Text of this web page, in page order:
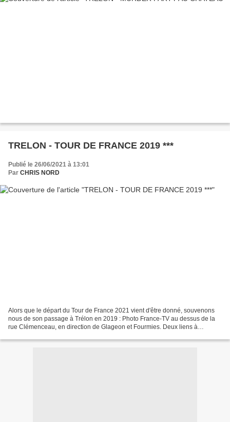
TRELON - TOUR DE FRANCE 2019 ***
Publié le 26/06/2021 à 13:01
Par CHRIS NORD
Alors que le départ du Tour de France 2021 vient d'être donné, souvenons
nous de son passage à Trélon en 2019 : Photo France-TV au dessus de la
rue Clémenceau, en direction de Glageon et Fourmies. Deux liens à